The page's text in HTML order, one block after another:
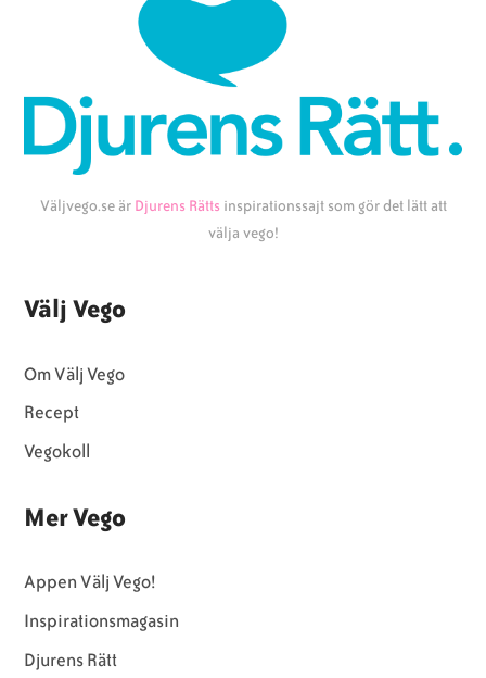
Väljvego.se är Djurens Rätts inspirationssajt som gör det lätt att
välja vego!
Välj Vego
Om Välj Vego
Recept
Vegokoll
Mer Vego
Appen Välj Vego!
Inspirationsmagasin
Djurens Rätt